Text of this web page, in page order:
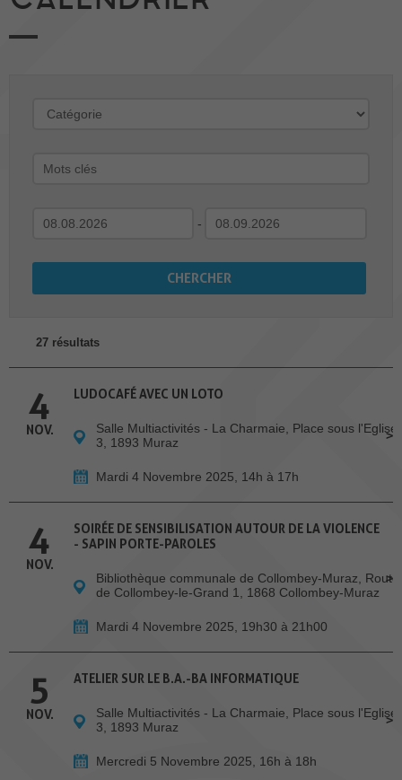
-
27 résultats
4
NOV.
LUDOCAFÉ AVEC UN LOTO
Salle Multiactivités - La Charmaie, Place sous l'Eglise
3, 1893 Muraz
Mardi 4 Novembre 2025, 14h à 17h
4
NOV.
SOIRÉE DE SENSIBILISATION AUTOUR DE LA VIOLENCE
- SAPIN PORTE-PAROLES
Bibliothèque communale de Collombey-Muraz, Route
de Collombey-le-Grand 1, 1868 Collombey-Muraz
Mardi 4 Novembre 2025, 19h30 à 21h00
5
NOV.
ATELIER SUR LE B.A.-BA INFORMATIQUE
Salle Multiactivités - La Charmaie, Place sous l'Eglise
3, 1893 Muraz
Mercredi 5 Novembre 2025, 16h à 18h